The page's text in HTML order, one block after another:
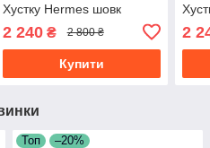
Хустку Hermes шовк
2 240₴ 2 800 ₴
Купити
2
Топ –20%